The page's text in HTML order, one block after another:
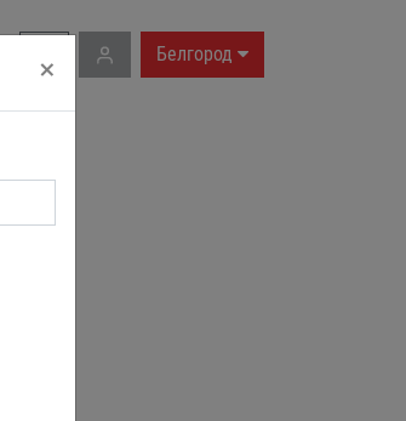
Белгород
×